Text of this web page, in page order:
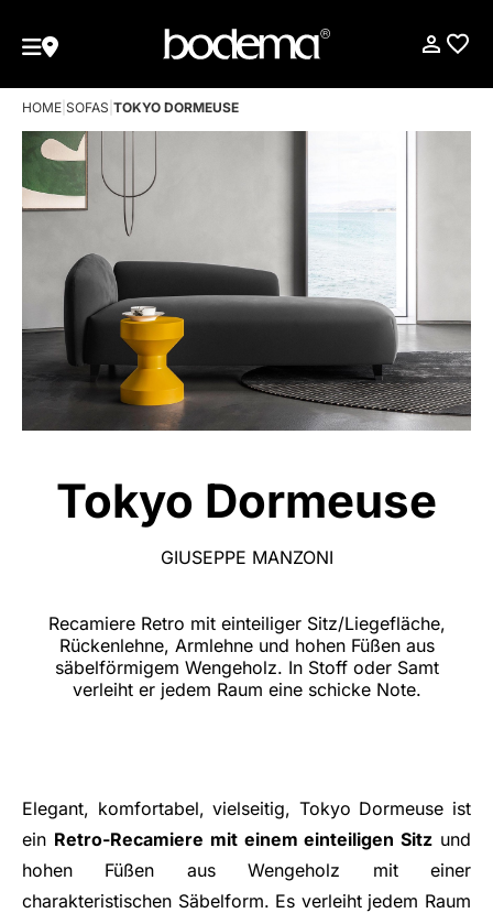
HOME SOFAS TOKYO DORMEUSE
Tokyo Dormeuse
GIUSEPPE MANZONI
Recamiere Retro mit einteiliger Sitz/Liegefläche,
Rückenlehne, Armlehne und hohen Füßen aus
säbelförmigem Wengeholz. In Stoff oder Samt
verleiht er jedem Raum eine schicke Note.
Elegant, komfortabel, vielseitig, Tokyo Dormeuse ist
ein Retro-Recamiere mit einem einteiligen Sitz und
hohen Füßen aus Wengeholz mit einer
charakteristischen Säbelform. Es verleiht jedem Raum